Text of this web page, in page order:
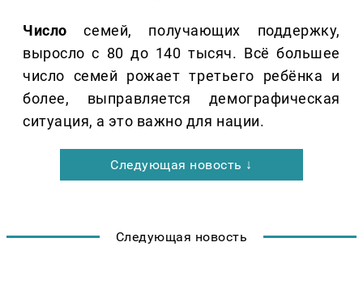
Число семей, получающих поддержку,
выросло с 80 до 140 тысяч. Всё большее
число семей рожает третьего ребёнка и
более, выправляется демографическая
ситуация, а это важно для нации.
Следующая новость ↓
Следующая новость